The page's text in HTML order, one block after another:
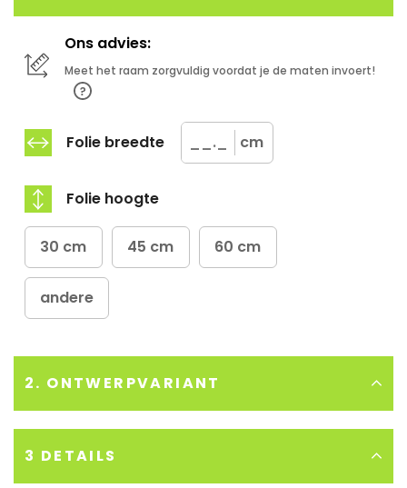
Ons advies:
Meet het raam zorgvuldig voordat je de maten invoert!
Folie breedte cm
Folie hoogte
30 cm 45 cm 60 cm
andere
2. ONTWERPVARIANT
Plak de raamfolie aan de binnenzijde van het raam voor
de langste levensduur
3 DETAILS